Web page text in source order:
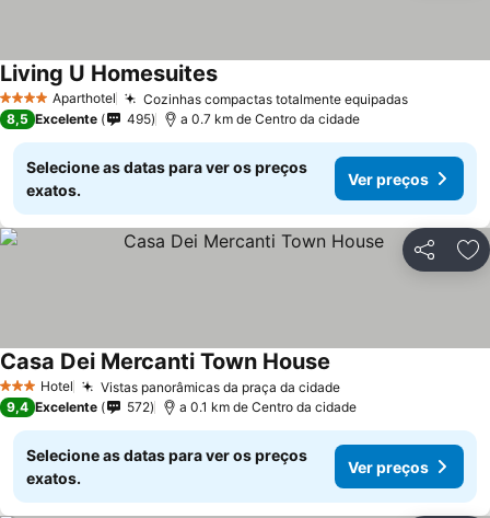
4 EstrelasAparthotel Cozinhas compactas totalmente equipadas
Living U Homesuites
8,5 Excelente 495 a 0.7 km de Centro da cidade
Selecione as datas para ver os preços
exatos.
Ver preços
Partilhar
3 EstrelasHotel Vistas panorâmicas da praça da cidade
Casa Dei Mercanti Town House
9,4 Excelente 572 a 0.1 km de Centro da cidade
Selecione as datas para ver os preços
exatos.
Ver preços